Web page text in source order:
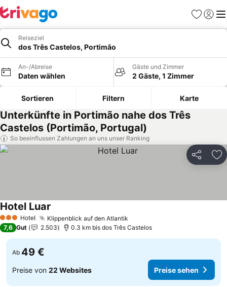
Favoriten
Reiseziel
dos Três Castelos, Portimão
An-/Abreise
Daten wählen
Gäste und Zimmer
2 Gäste, 1 Zimmer
Sortieren Filtern Karte
Unterkünfte in Portimão nahe dos Três
Castelos (Portimão, Portugal)
So beeinflussen Zahlungen an uns unser Ranking
Teilen
3 SterneHotel Klippenblick auf den Atlantik
Hotel Luar
7,6 Gut 2.503 0.3 km bis dos Três Castelos
Ab 49 €
Preise von 22 Websites Preise sehen